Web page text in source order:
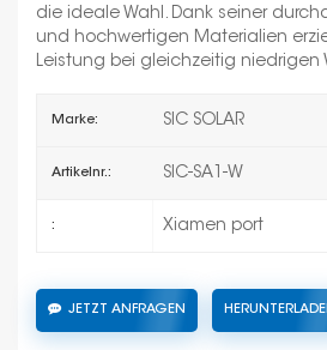
die ideale Wahl. Dank seiner
und hochwertigen Materialien
Leistung bei gleichzeitig niedrigen
Marke: SIC SOLAR
Artikelnr.: SIC-SA1-W
: Xiamen port
JETZT ANFRAGEN